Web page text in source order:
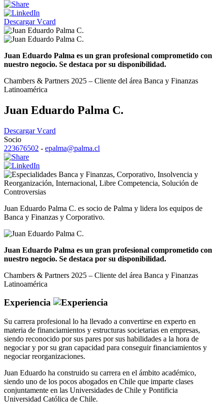
Descargar Vcard
Juan Eduardo Palma es un gran profesional comprometido con
nuestro negocio. Se destaca por su disponibilidad.
Chambers & Partners 2025 – Cliente del área Banca y Finanzas
Latinoamérica
Juan Eduardo Palma C.
Descargar Vcard
Socio
223676502 - epalma@palma.cl
Banca y Finanzas, Corporativo, Insolvencia y
Reorganización, Internacional, Libre Competencia, Solución de
Controversias
Juan Eduardo Palma C. es socio de Palma y lidera los equipos de
Banca y Finanzas y Corporativo.
Juan Eduardo Palma es un gran profesional comprometido con
nuestro negocio. Se destaca por su disponibilidad.
Chambers & Partners 2025 – Cliente del área Banca y Finanzas
Latinoamérica
Experiencia
Su carrera profesional lo ha llevado a convertirse en experto en
materia de financiamientos y estructuras societarias en empresas,
siendo reconocido por sus pares por sus habilidades a la hora de
negociar y por su gran capacidad para conseguir financiamientos y
negociar reorganizaciones.
Juan Eduardo ha construido su carrera en el ámbito académico,
siendo uno de los pocos abogados en Chile que imparte clases
conjuntamente en las Universidades de Chile y Pontificia
Universidad Católica de Chile.